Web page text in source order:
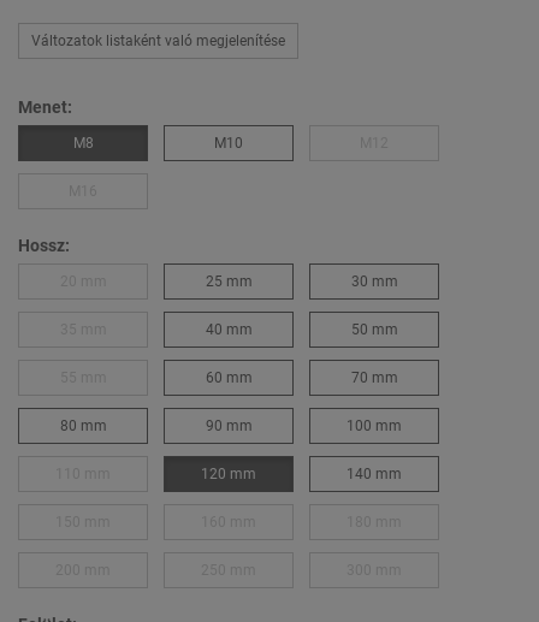
Változatok listaként való megjelenítése
Menet:
M8 M10
Hossz:
25 mm 30 mm
40 mm 50 mm
60 mm 70 mm
80 mm 90 mm 100 mm
120 mm 140 mm